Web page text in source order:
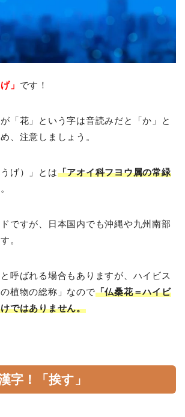
」 です！
「花」という字は音読みだと「か」と
、注意しましょう。
げ）」とは「アオイ科フヨウ属の常緑
ですが、日本国内でも沖縄や九州南部
。
と呼ばれる場合もありますが、ハイビス
植物の総称」なので「仏桑花＝ハイビ
ではありません。
字！「挨す」